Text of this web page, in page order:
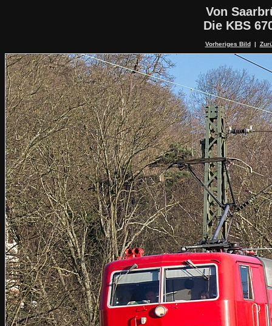
Von
Die KBS
Vorheriges Bild